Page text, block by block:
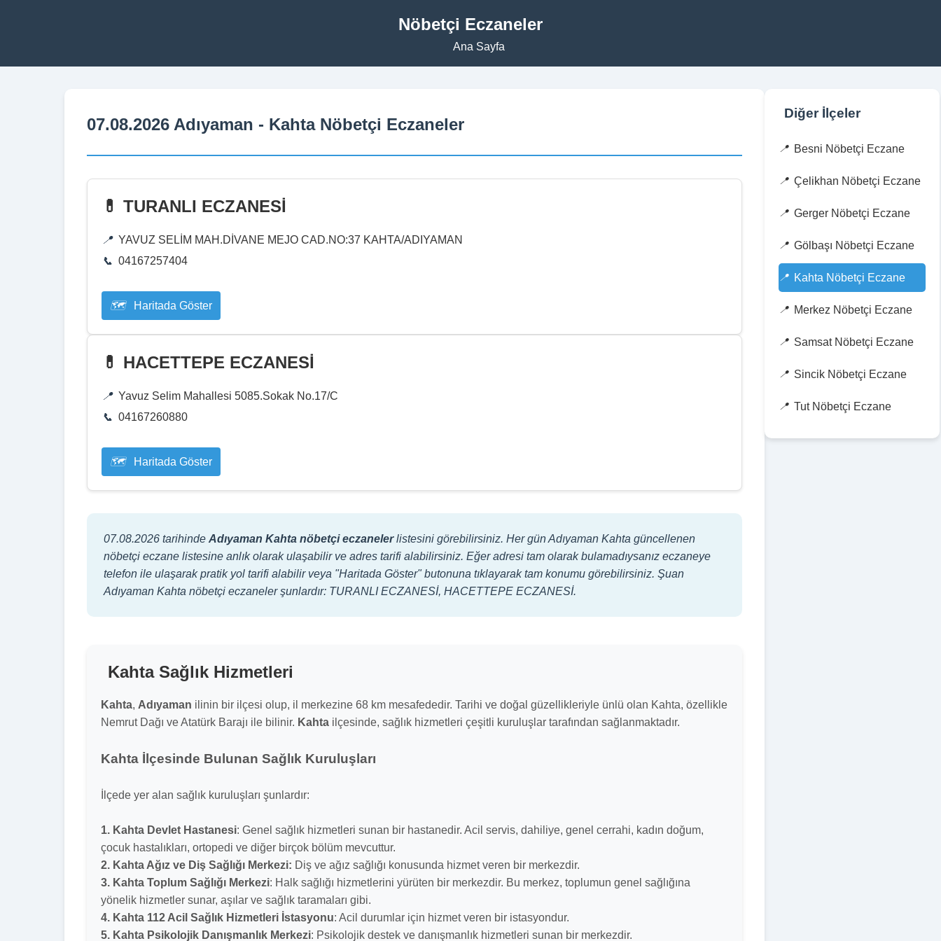
Nöbetçi Eczaneler
Ana Sayfa
07.08.2026 Adıyaman - Kahta Nöbetçi Eczaneler
💊 TURANLI ECZANESİ
YAVUZ SELİM MAH.DİVANE MEJO CAD.NO:37 KAHTA/ADIYAMAN
04167257404
Haritada Göster
💊 HACETTEPE ECZANESİ
Yavuz Selim Mahallesi 5085.Sokak No.17/C
04167260880
Haritada Göster
07.08.2026 tarihinde Adıyaman Kahta nöbetçi eczanelerlistesini görebilirsiniz. Her gün Adıyaman Kahta güncellenen
nöbetçi eczane listesine anlık olarak ulaşabilir ve adres tarifi alabilirsiniz. Eğer adresi tam olarak bulamadıysanız eczaneye
telefon ile ulaşarak pratik yol tarifi alabilir veya "Haritada Göster" butonuna tıklayarak tam konumu görebilirsiniz. Şuan
Adıyaman Kahta nöbetçi eczaneler şunlardır: TURANLI ECZANESİ, HACETTEPE ECZANESİ.
Kahta Sağlık Hizmetleri
Kahta, Adıyaman ilinin bir ilçesi olup, il merkezine 68 km mesafededir. Tarihi ve doğal güzellikleriyle ünlü olan Kahta, özellikle
Nemrut Dağı ve Atatürk Barajı ile bilinir. Kahta ilçesinde, sağlık hizmetleri çeşitli kuruluşlar tarafından sağlanmaktadır.
Kahta İlçesinde Bulunan Sağlık Kuruluşları
İlçede yer alan sağlık kuruluşları şunlardır:
1. Kahta Devlet Hastanesi: Genel sağlık hizmetleri sunan bir hastanedir. Acil servis, dahiliye, genel cerrahi, kadın doğum,
çocuk hastalıkları, ortopedi ve diğer birçok bölüm mevcuttur.
2. Kahta Ağız ve Diş Sağlığı Merkezi: Diş ve ağız sağlığı konusunda hizmet veren bir merkezdir.
3. Kahta Toplum Sağlığı Merkezi: Halk sağlığı hizmetlerini yürüten bir merkezdir. Bu merkez, toplumun genel sağlığına
yönelik hizmetler sunar, aşılar ve sağlık taramaları gibi.
4. Kahta 112 Acil Sağlık Hizmetleri İstasyonu: Acil durumlar için hizmet veren bir istasyondur.
5. Kahta Psikolojik Danışmanlık Merkezi: Psikolojik destek ve danışmanlık hizmetleri sunan bir merkezdir.
Diğer İlçeler
Besni Nöbetçi Eczane
Çelikhan Nöbetçi Eczane
Gerger Nöbetçi Eczane
Gölbaşı Nöbetçi Eczane
Kahta Nöbetçi Eczane
Merkez Nöbetçi Eczane
Samsat Nöbetçi Eczane
Sincik Nöbetçi Eczane
Tut Nöbetçi Eczane